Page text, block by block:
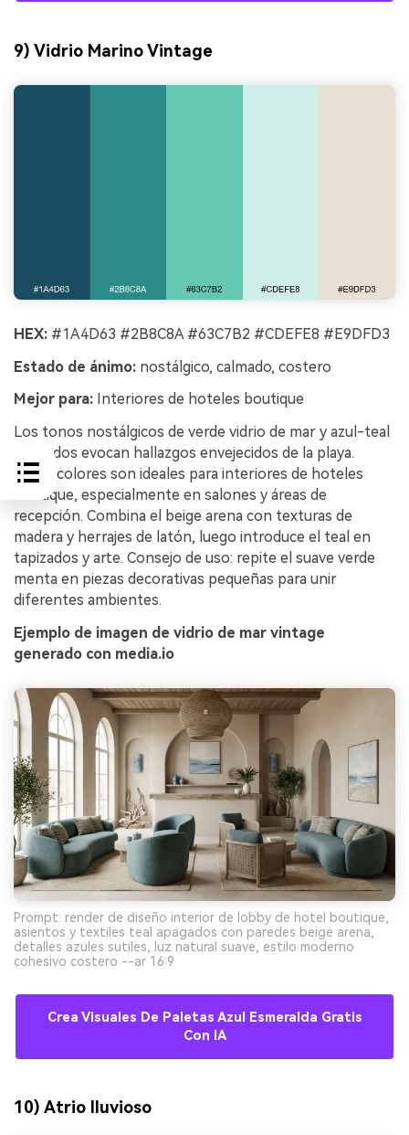
9) Vidrio Marino Vintage
HEX: #1A4D63 #2B8C8A #63C7B2 #CDEFE8 #E9DFD3
Estado de ánimo: nostálgico, calmado, costero
Mejor para: Interiores de hoteles boutique
Los tonos nostálgicos de verde vidrio de mar y azul-teal
apagados evocan hallazgos envejecidos de la playa.
Estos colores son ideales para interiores de hoteles
boutique, especialmente en salones y áreas de
recepción. Combina el beige arena con texturas de
madera y herrajes de latón, luego introduce el teal en
tapizados y arte. Consejo de uso: repite el suave verde
menta en piezas decorativas pequeñas para unir
diferentes ambientes.
Ejemplo de imagen de vidrio de mar vintage
generado con media.io
Prompt: render de diseño interior de lobby de hotel boutique,
asientos y textiles teal apagados con paredes beige arena,
detalles azules sutiles, luz natural suave, estilo moderno
cohesivo costero --ar 16:9
Crea Visuales De Paletas Azul Esmeralda Gratis
Con IA
10) Atrio lluvioso